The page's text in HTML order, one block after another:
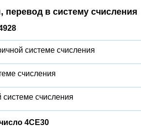
перевод в систему счисления
системе счисления
счисления
счисления
4CE30